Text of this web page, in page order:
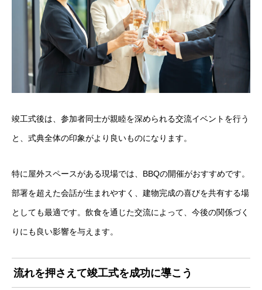
竣工式後は、参加者同士が親睦を深められる交流イベントを行う
と、式典全体の印象がより良いものになります。
特に屋外スペースがある現場では、BBQの開催がおすすめです。
部署を超えた会話が生まれやすく、建物完成の喜びを共有する場
としても最適です。飲食を通じた交流によって、今後の関係づく
りにも良い影響を与えます。
流れを押さえて竣工式を成功に導こう